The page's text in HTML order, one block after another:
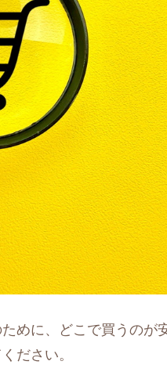
めに、どこで買うのが
ださい。